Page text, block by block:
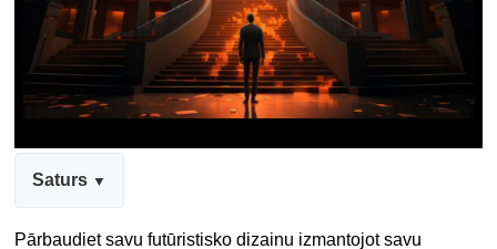
Saturs
Pārbaudiet savu futūristisko dizainu izmantojot savu